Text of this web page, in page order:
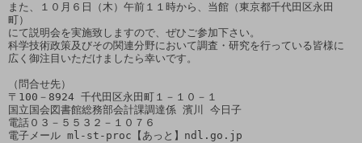
また、１０月６日（木）午前１１時から、当館（東京都千代田区永田
町）
にて説明会を実施致しますので、ぜひご参加下さい。
科学技術政策及びその関連分野において調査・研究を行っている皆様に
広く御注目いただけましたら幸いです。
（問合せ先）
〒100－8924 千代田区永田町１－１０－１
国立国会図書館総務部会計課調達係 濱川 今日子
電話０３－５５３２－１０７６
電子メール ml-st-proc【あっと】ndl.go.jp